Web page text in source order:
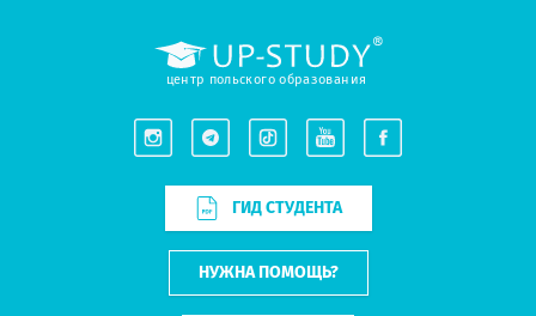
центр польского образования
ГИД СТУДЕНТА
НУЖНА ПОМОЩЬ?